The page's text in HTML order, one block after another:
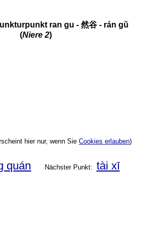
ran gu - 然谷 - rán gŭ
(Niere 2)
hier nur, wenn SieCookies erlauben)
quán Nächster Punkt: tài xī